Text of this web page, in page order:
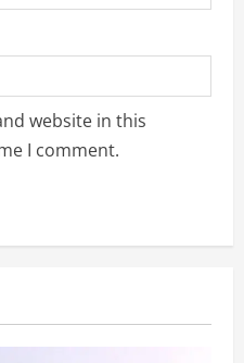
website in this
I comment.